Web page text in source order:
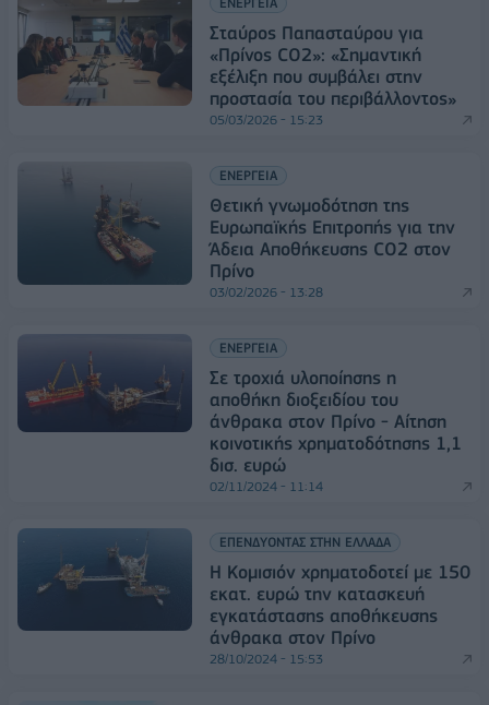
Σταύρος Παπασταύρου για
«Πρίνος CO2»: «Σημαντική
εξέλιξη που συμβάλει στην
προστασία του περιβάλλοντος»
05/03/2026 - 15:23
ΕΝΕΡΓΕΙΑ
Θετική γνωμοδότηση της
Ευρωπαϊκής Επιτροπής για την
Άδεια Αποθήκευσης CO2 στον
Πρίνο
03/02/2026 - 13:28
ΕΝΕΡΓΕΙΑ
Σε τροχιά υλοποίησης η
αποθήκη διοξειδίου του
άνθρακα στον Πρίνο - Αίτηση
κοινοτικής χρηματοδότησης 1,1
δισ. ευρώ
02/11/2024 - 11:14
ΕΠΕΝΔΥΟΝΤΑΣ ΣΤΗΝ ΕΛΛΑΔΑ
Η Κομισιόν χρηματοδοτεί με 150
εκατ. ευρώ την κατασκευή
εγκατάστασης αποθήκευσης
άνθρακα στον Πρίνο
28/10/2024 - 15:53